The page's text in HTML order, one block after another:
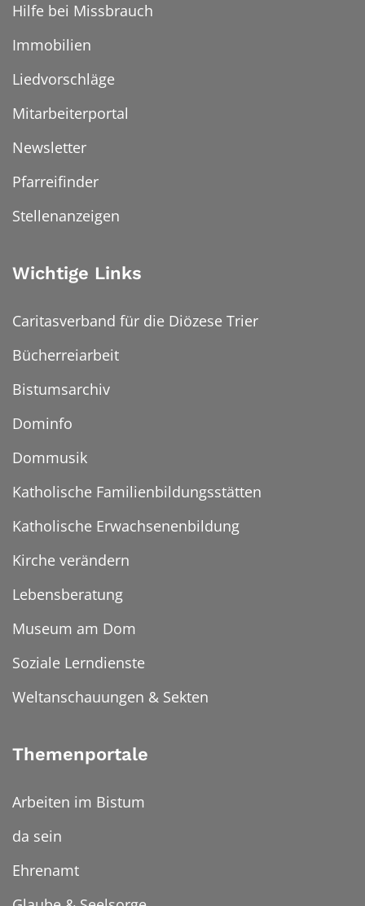
Hilfe bei Missbrauch
Immobilien
Liedvorschläge
Mitarbeiterportal
Newsletter
Pfarreifinder
Stellenanzeigen
Wichtige Links
Caritasverband für die Diözese Trier
Bücherreiarbeit
Bistumsarchiv
Dominfo
Dommusik
Katholische Familienbildungsstätten
Katholische Erwachsenenbildung
Kirche verändern
Lebensberatung
Museum am Dom
Soziale Lerndienste
Weltanschauungen & Sekten
Themenportale
Arbeiten im Bistum
da sein
Ehrenamt